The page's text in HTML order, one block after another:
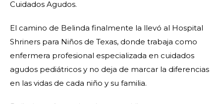
Cuidados Agudos.
El camino de Belinda finalmente la llevó al Hospital
Shriners para Niños de Texas, donde trabaja como
enfermera profesional especializada en cuidados
agudos pediátricos y no deja de marcar la diferencias
en las vidas de cada niño y su familia.